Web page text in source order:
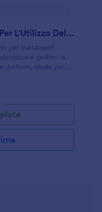
Modulo Di Consenso Per L'Utilizzo Del Penna All'Acido Ialuronico
per trattamenti
e gestisci la
Jotform, ideale per